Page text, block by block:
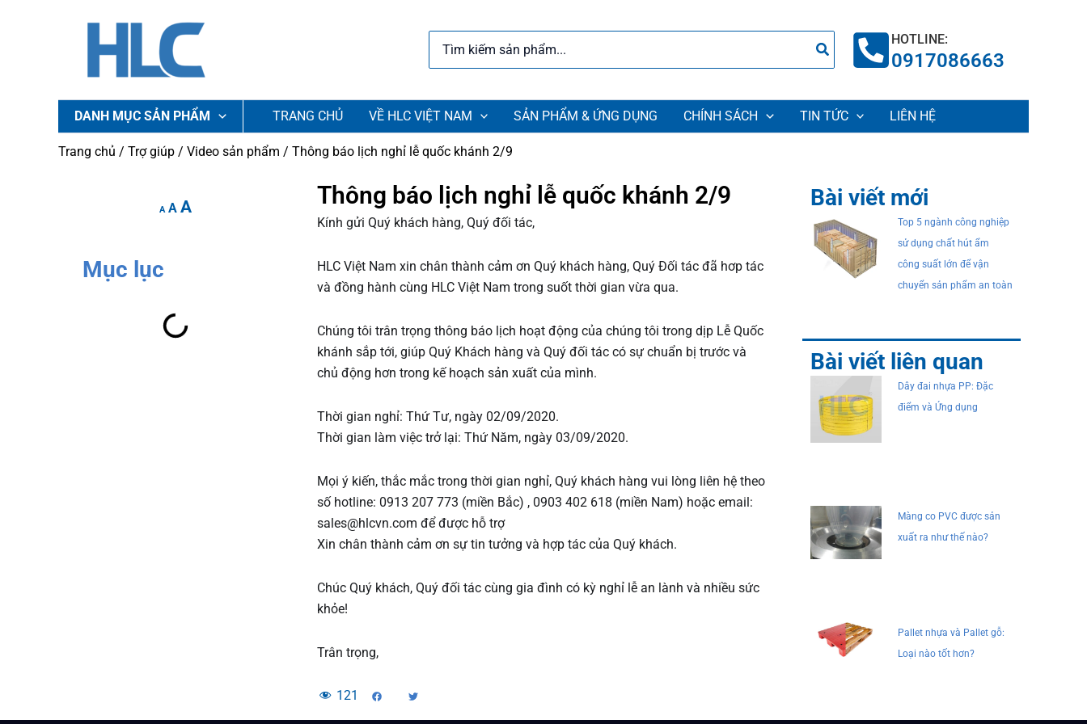
for:
HOTLINE:
0917086663
DANH MỤC SẢN PHẨM TRANG CHỦ VỀ HLC VIỆT NAM SẢN PHẨM & ỨNG DỤNG CHÍNH SÁCH TIN TỨC LIÊN HỆ
Trang chủ / Trợ giúp / Video sản phẩm / Thông báo lịch nghỉ lễ quốc khánh 2/9
Afont
Afont
Afont
Mục lục
Thông báo lịch nghỉ lễ quốc khánh 2/9
Kính gửi Quý khách hàng, Quý đối tác,
HLC Việt Nam xin chân thành cảm ơn Quý khách hàng, Quý Đối tác đã hơp tác
và đồng hành cùng HLC Việt Nam trong suốt thời gian vừa qua.
Chúng tôi trân trọng thông báo lịch hoạt động của chúng tôi trong dịp Lễ Quốc
khánh sắp tới, giúp Quý Khách hàng và Quý đối tác có sự chuẩn bị trước và
chủ động hơn trong kế hoạch sản xuất của mình.
Thời gian nghỉ: Thứ Tư, ngày 02/09/2020.
Thời gian làm việc trở lại: Thứ Năm, ngày 03/09/2020.
Mọi ý kiến, thắc mắc trong thời gian nghỉ, Quý khách hàng vui lòng liên hệ theo
số hotline: 0913 207 773 (miền Bắc) , 0903 402 618 (miền Nam) hoặc email:
sales@hlcvn.com để được hỗ trợ
Xin chân thành cảm ơn sự tin tưởng và hợp tác của Quý khách.
Chúc Quý khách, Quý đối tác cùng gia đình có kỳ nghỉ lễ an lành và nhiều sức
khỏe!
Trân trọng,
121
Bài viết mới
Top 5 ngành công nghiệp
sử dụng chất hút ẩm
công suất lớn để vận
chuyển sản phẩm an toàn
Bài viết liên quan
Dây đai nhựa PP: Đặc
điểm và Ứng dụng
Màng co PVC được sản
xuất ra như thế nào?
Pallet nhựa và Pallet gỗ:
Loại nào tốt hơn?